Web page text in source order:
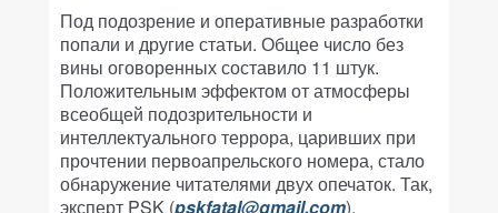
Под подозрение и оперативные разработки
попали и другие статьи. Общее число без
вины оговоренных составило 11 штук.
Положительным эффектом от атмосферы
всеобщей подозрительности и
интеллектуального террора, царивших при
прочтении первоапрельского номера, стало
обнаружение читателями двух опечаток. Так,
эксперт PSK (pskfatal@gmail.com),